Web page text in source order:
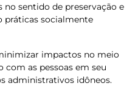
sentido de preservação e
práticas socialmente
impactos no meio
as pessoas em seu
administrativos idôneos.